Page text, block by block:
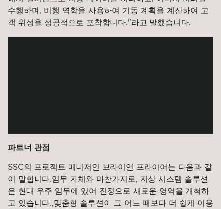
수행하며, 비행 역학을 사용하여 기동 계획을 계산하여 고
객 위성을 성공적으로 포착합니다."라고 말했습니다.
파트너 관점
SSC의 프로젝트 매니저인 브라이언 프라이어는 다음과 같
이 말합니다.임무 자체와 마찬가지로, 지상 시스템 솔루션
은 현대 우주 임무에 있어 진정으로 새로운 영역을 개척하
고 있습니다.,맞춤형 솔루션이 그 어느 때보다 더 쉽게 이용